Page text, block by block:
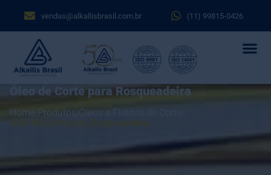
vendas@alkallisbrasil.com.br (11) 99815-0426
Óleo de Corte para Rosqueadeira
Home Produtos Óleos e Fluídos de Corte
Óleo de Corte para Rosqueadeira